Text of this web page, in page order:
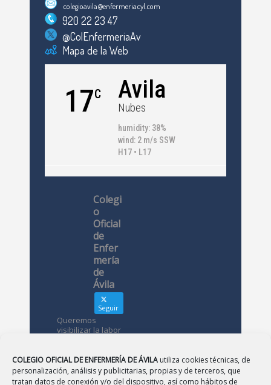
COLEGIO OFICIAL DE ENFERMERÍA DE ÁVILA utiliza cookies técnicas, de
personalización, análisis y publicitarias, propias y de terceros, que
tratan datos de conexión y/o del dispositivo, así como hábitos de
colegioavila@enfermeriacyl.com
920 22 23 47
@ColEnfermeriaAv
Mapa de la Web
17C Avila
Nubes
humidity: 38%
wind: 2 m/s SSW
H17 • L17
Colegi
o
Oficial
de
Enfer
mería
de
Ávila
Seguir
Queremos
visibilizar la labor
conoces?